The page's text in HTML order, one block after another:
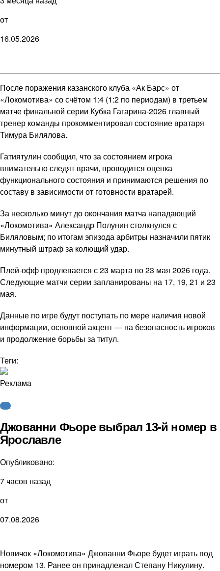
от
16.05.2026
После поражения казанского клуба «Ак Барс» от
«Локомотива» со счётом 1:4 (1:2 по периодам) в третьем
матче финальной серии Кубка Гагарина-2026 главный
тренер команды прокомментировал состояние вратаря
Тимура Билялова.
Гатиятулин сообщил, что за состоянием игрока
внимательно следят врачи, проводится оценка
функционального состояния и принимаются решения по
составу в зависимости от готовности вратарей.
За несколько минут до окончания матча нападающий
«Локомотива» Александр Полунин столкнулся с
Биляловым; по итогам эпизода арбитры назначили пятик
минутный штраф за колющий удар.
Плей-офф продлевается с 23 марта по 23 мая 2026 года.
Следующие матчи серии запланированы на 17, 19, 21 и 23
мая.
Данные по игре будут поступать по мере наличия новой
информации, основной акцент — на безопасность игроков
и продолжение борьбы за титул.
Теги:
Реклама
КХЛ
Джованни Фьоре выбрал 13-й номер в
Ярославле
Опубликовано:
7 часов назад
от
07.08.2026
Новичок «Локомотива» Джованни Фьоре будет играть под
номером 13. Ранее он принадлежал Степану Никулину.